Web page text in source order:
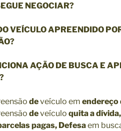
NEGOCIAR?
VEÍCULO APREENDIDO
AÇÃO DE BUSCA E
deveículo em endereço
deveículo quita a dívida,
pagas, Defesaem